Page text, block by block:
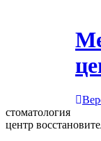
стоматология
центр